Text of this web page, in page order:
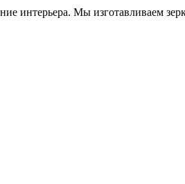
интерьера. Мы изготавливаем